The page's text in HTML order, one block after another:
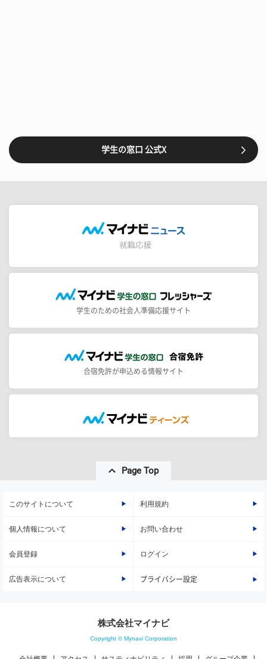
学生の窓口 公式X
学生のための社会人準備応援サイト
合宿免許が申込める情報サイト
Page Top
このサイトについて 利用規約
個人情報について お問い合わせ
会員登録 ログイン
広告表示について プライバシー設定
株式会社マイナビ
Copyright © Mynavi Corporation